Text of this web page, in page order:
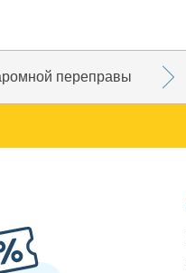
переправы